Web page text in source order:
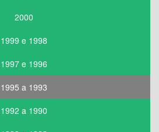
2000
1999 e 1998
1997 e 1996
1995 a 1993
1992 a 1990